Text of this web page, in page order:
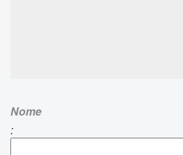
Nome
: